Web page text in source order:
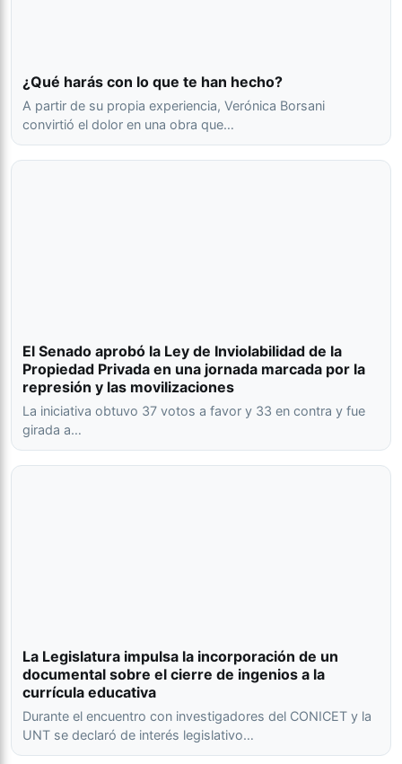
¿Qué harás con lo que te han hecho?
A partir de su propia experiencia, Verónica Borsani
convirtió el dolor en una obra que…
El Senado aprobó la Ley de Inviolabilidad de la
Propiedad Privada en una jornada marcada por la
represión y las movilizaciones
La iniciativa obtuvo 37 votos a favor y 33 en contra y fue
girada a…
La Legislatura impulsa la incorporación de un
documental sobre el cierre de ingenios a la
currícula educativa
Durante el encuentro con investigadores del CONICET y la
UNT se declaró de interés legislativo…